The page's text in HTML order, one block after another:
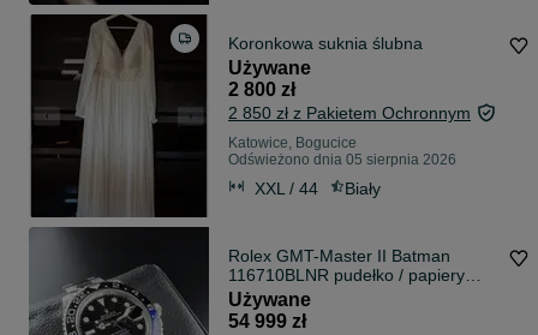
Koronkowa suknia ślubna
Używane
2 800 zł
2 850 zł z Pakietem Ochronnym
Katowice, Bogucice
Odświeżono dnia 05 sierpnia 2026
XXL / 44 Biały
Rolex GMT-Master II Batman
116710BLNR pudełko / papiery
box/papers
Używane
54 999 zł